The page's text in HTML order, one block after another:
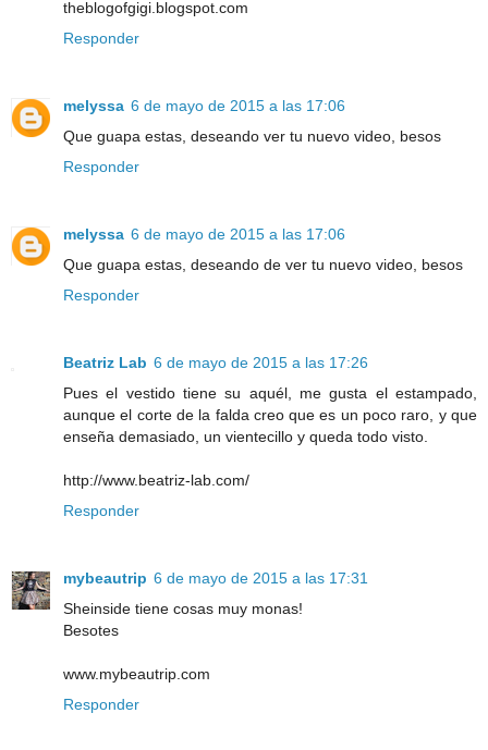
theblogofgigi.blogspot.com
Responder
melyssa 6 de mayo de 2015 a las 17:06
Que guapa estas, deseando ver tu nuevo video, besos
Responder
melyssa 6 de mayo de 2015 a las 17:06
Que guapa estas, deseando de ver tu nuevo video, besos
Responder
Beatriz Lab 6 de mayo de 2015 a las 17:26
Pues el vestido tiene su aquél, me gusta el estampado,
aunque el corte de la falda creo que es un poco raro, y que
enseña demasiado, un vientecillo y queda todo visto.
http://www.beatriz-lab.com/
Responder
mybeautrip 6 de mayo de 2015 a las 17:31
Sheinside tiene cosas muy monas!
Besotes
www.mybeautrip.com
Responder